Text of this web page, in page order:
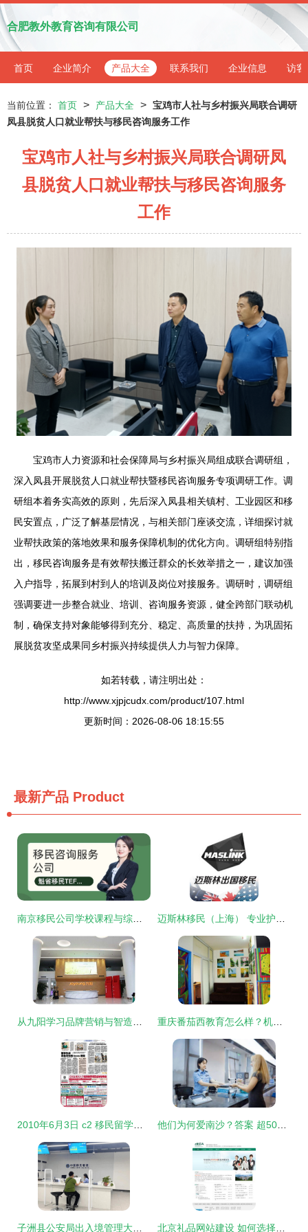
合肥教外教育咨询有限公司
首页 企业简介 产品大全 联系我们 企业信息 访客
当前位置： 首页 > 产品大全 > 宝鸡市人社与乡村振兴局联合调研
凤县脱贫人口就业帮扶与移民咨询服务工作
宝鸡市人社与乡村振兴局联合调研凤
县脱贫人口就业帮扶与移民咨询服务
工作
宝鸡市人力资源和社会保障局与乡村振兴局组成联合调研组，
深入凤县开展脱贫人口就业帮扶暨移民咨询服务专项调研工作。调
研组本着务实高效的原则，先后深入凤县相关镇村、工业园区和移
民安置点，广泛了解基层情况，与相关部门座谈交流，详细探讨就
业帮扶政策的落地效果和服务保障机制的优化方向。调研组特别指
出，移民咨询服务是有效帮扶搬迁群众的长效举措之一，建议加强
入户指导，拓展到村到人的培训及岗位对接服务。调研时，调研组
强调要进一步整合就业、培训、咨询服务资源，健全跨部门联动机
制，确保支持对象能够得到充分、稳定、高质量的扶持，为巩固拓
展脱贫攻坚成果同乡村振兴持续提供人力与智力保障。
如若转载，请注明出处：
http://www.xjpjcudx.com/product/107.html
更新时间：2026-08-06 18:15:55
最新产品 Product